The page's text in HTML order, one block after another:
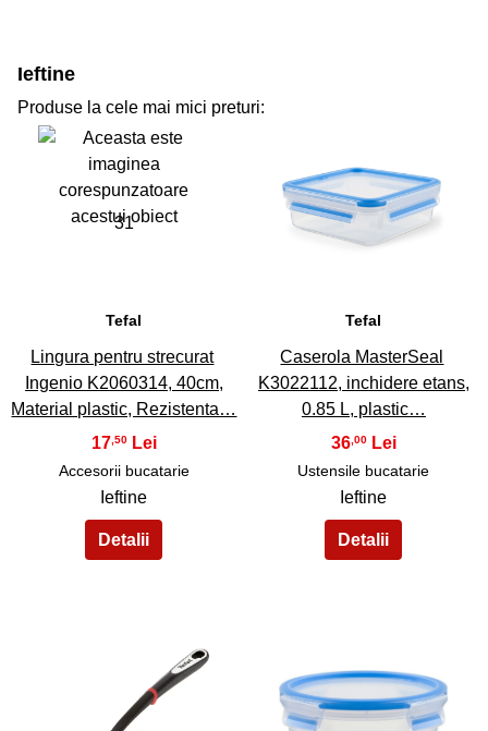
Ieftine
Produse la cele mai mici preturi:
31
Tefal
Lingura pentru strecurat
Ingenio K2060314, 40cm,
Material plastic, Rezistenta…
17,50
Accesorii bucatarie
Ieftine
32
Tefal
Caserola MasterSeal
K3022112, inchidere etans,
0.85 L, plastic…
36,00
Ustensile bucatarie
Ieftine